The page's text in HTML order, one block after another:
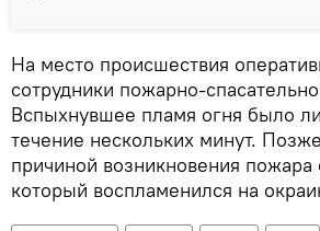
На место происшествия
сотрудники пожарно-
Вспыхнувшее пламя огня было
течение нескольких минут.
причиной возникновения пожара
который воспламенился на